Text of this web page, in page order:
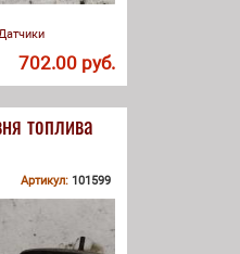
702.00 руб.
топлива
Артикул: 101599